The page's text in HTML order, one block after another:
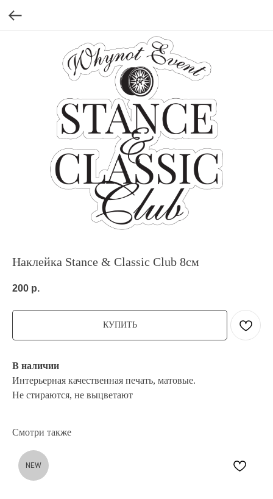
Наклейка Stance & Classic Club 8см
200 р.
КУПИТЬ
В наличии
Интерьерная качественная печать, матовые.
Не стираются, не выцветают
Смотри также
NEW